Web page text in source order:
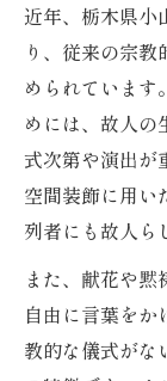
近年、栃木県小
り、従来の宗
められています
めには、故人の
式次第や演出が
空間装飾に用い
列者にも故人ら
また、献花や
自由に言葉を
教的な儀式がな